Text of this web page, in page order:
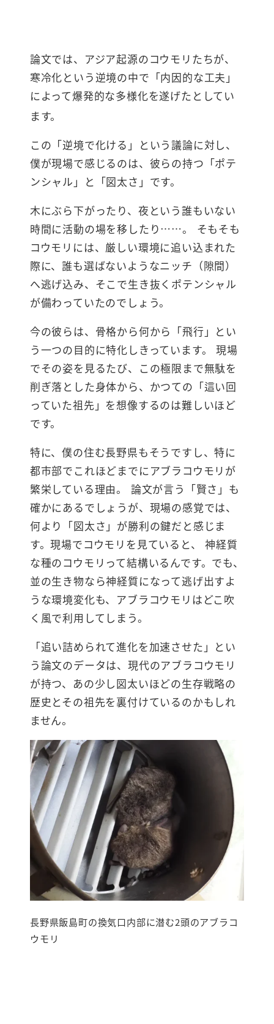
論文では、アジア起源のコウモリたちが、
寒冷化という逆境の中で「内因的な工夫」
によって爆発的な多様化を遂げたとしてい
ます。
この「逆境で化ける」という議論に対し、
僕が現場で感じるのは、彼らの持つ「ポテ
ンシャル」と「図太さ」です。
木にぶら下がったり、夜という誰もいない
時間に活動の場を移したり……。 そもそも
コウモリには、厳しい環境に追い込まれた
際に、誰も選ばないようなニッチ（隙間）
へ逃げ込み、そこで生き抜くポテンシャル
が備わっていたのでしょう。
今の彼らは、骨格から何から「飛行」とい
う一つの目的に特化しきっています。 現場
でその姿を見るたび、この極限まで無駄を
削ぎ落とした身体から、かつての「這い回
っていた祖先」を想像するのは難しいほど
です。
特に、僕の住む長野県もそうですし、特に
都市部でこれほどまでにアブラコウモリが
繁栄している理由。 論文が言う「賢さ」も
確かにあるでしょうが、現場の感覚では、
何より「図太さ」が勝利の鍵だと感じま
す。現場でコウモリを見ていると、 神経質
な種のコウモリって結構いるんです。でも、
並の生き物なら神経質になって逃げ出すよ
うな環境変化も、アブラコウモリはどこ吹
く風で利用してしまう。
「追い詰められて進化を加速させた」とい
う論文のデータは、現代のアブラコウモリ
が持つ、あの少し図太いほどの生存戦略の
歴史とその祖先を裏付けているのかもしれ
ません。
長野県飯島町の換気口内部に潜む2頭のアブラコ
ウモリ